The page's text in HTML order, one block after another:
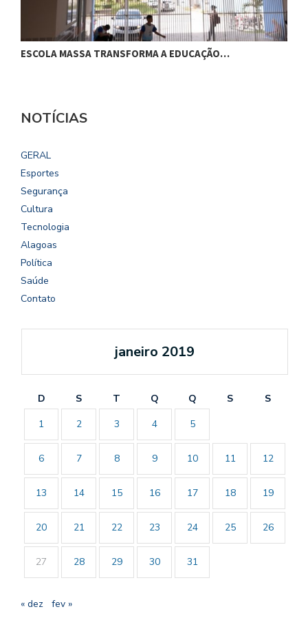
ESCOLA MASSA TRANSFORMA A EDUCAÇÃO…
NOTÍCIAS
GERAL
Esportes
Segurança
Cultura
Tecnologia
Alagoas
Política
Saúde
Contato
janeiro 2019
D S T Q Q S
S
1
2 3 4 5
6 7 8 9 10 11 12
13 14 15 16 17 18 19
20 21 22 23 24 25 26
27 28 29 30 31
« dez fev »